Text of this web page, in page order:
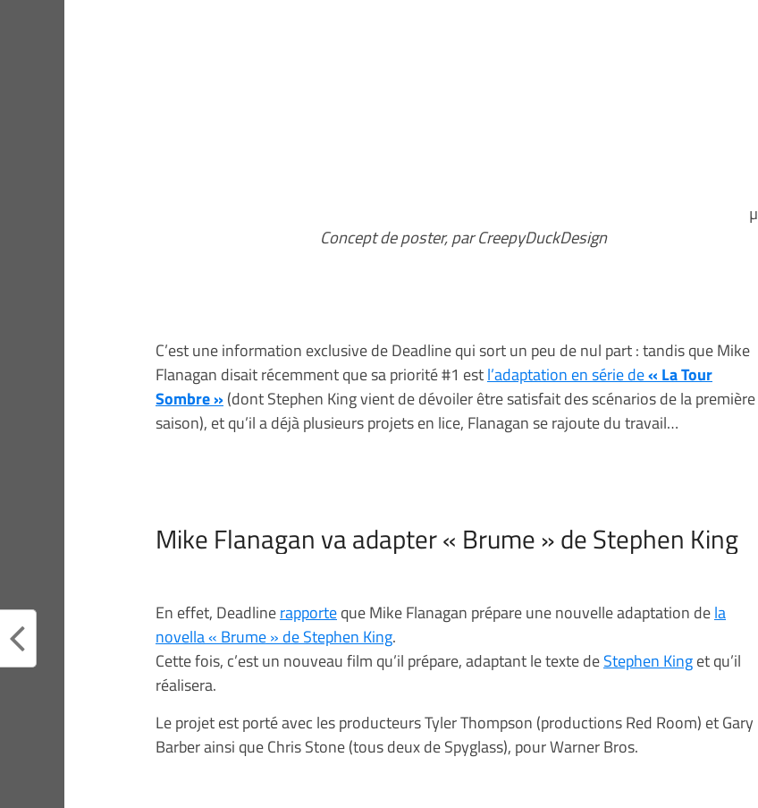
µ
Concept de poster, par CreepyDuckDesign
C’est une information exclusive de Deadline qui sort un peu de nul part : tandis que Mike
Flanagan disait récemment que sa priorité #1 estl’adaptation en série de« La Tour
Sombre »(dont Stephen King vient de dévoiler être satisfait des scénarios de la première
saison), et qu’il a déjà plusieurs projets en lice, Flanagan se rajoute du travail…
Mike Flanagan va adapter « Brume » de Stephen King
En effet, Deadlinerapporteque Mike Flanagan prépare une nouvelle adaptation dela
novella « Brume » de Stephen King.
Cette fois, c’est un nouveau film qu’il prépare, adaptant le texte deStephen Kinget qu’il
réalisera.
Le projet est porté avec les producteurs Tyler Thompson (productions Red Room) et Gary
Barber ainsi que Chris Stone (tous deux de Spyglass), pour Warner Bros.